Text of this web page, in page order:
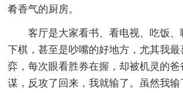
肴香气的厨房。
客厅是大家看书、看电视、吃饭、
下棋，甚至是吵嘴的好地方，尤其我
弈，每次眼看胜券在握，却被机灵的
谋，反攻了回来，我就输了。虽然我